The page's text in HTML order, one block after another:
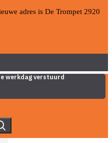
adres is De Trompet 2920
werkdag verstuurd